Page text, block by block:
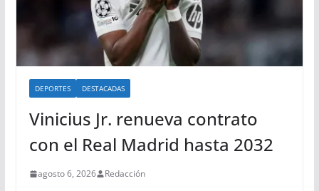
DEPORTES DESTACADAS
Vinicius Jr. renueva contrato
con el Real Madrid hasta 2032
agosto 6, 2026 Redacción